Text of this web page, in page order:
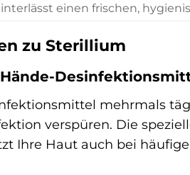
einen frischen,
zu Sterillium
mehrmals
verspüren. Die
Ihre Haut auch bei